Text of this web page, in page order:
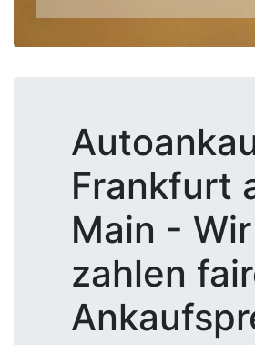
Frankfurt
Main - Wir
zahlen